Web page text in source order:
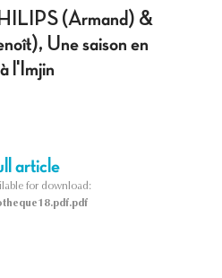
(Armand) &
Une saison en
l'Imjin
article
for download: